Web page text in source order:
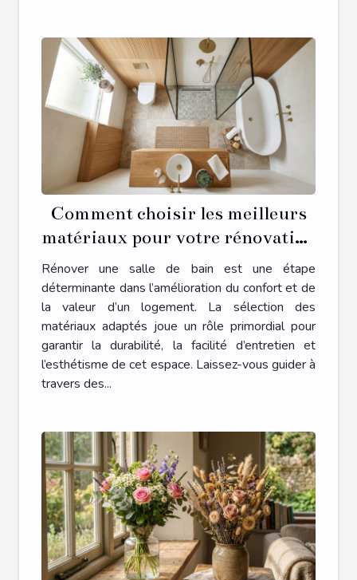
Comment choisir les meilleurs
matériaux pour votre rénovation
de salle de bain ?
Rénover une salle de bain est une étape
déterminante dans l’amélioration du confort et de
la valeur d’un logement. La sélection des
matériaux adaptés joue un rôle primordial pour
garantir la durabilité, la facilité d’entretien et
l’esthétisme de cet espace. Laissez-vous guider à
travers des...